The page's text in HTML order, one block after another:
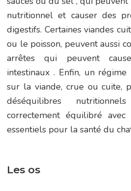
nutritionnel et causer des
digestifs. Certaines viandes
ou le poisson, peuvent aussi
arrêtes qui peuvent
intestinaux . Enfin, un régime
sur la viande, crue ou cuite,
déséquilibres
correctement équilibré
essentiels pour la santé du
Les os